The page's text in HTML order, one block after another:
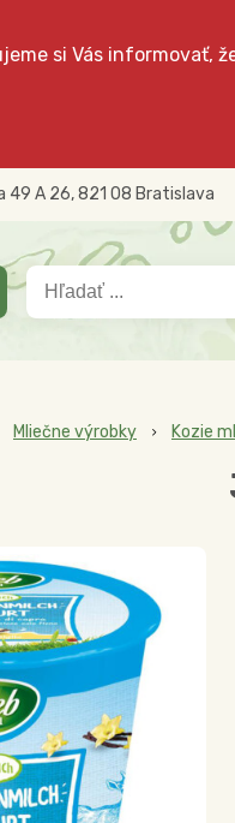
si Vás informovať,
49 A 26, 821 08 Bratislava
Mliečne výrobky Kozie